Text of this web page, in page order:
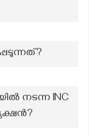
നടന്ന INC